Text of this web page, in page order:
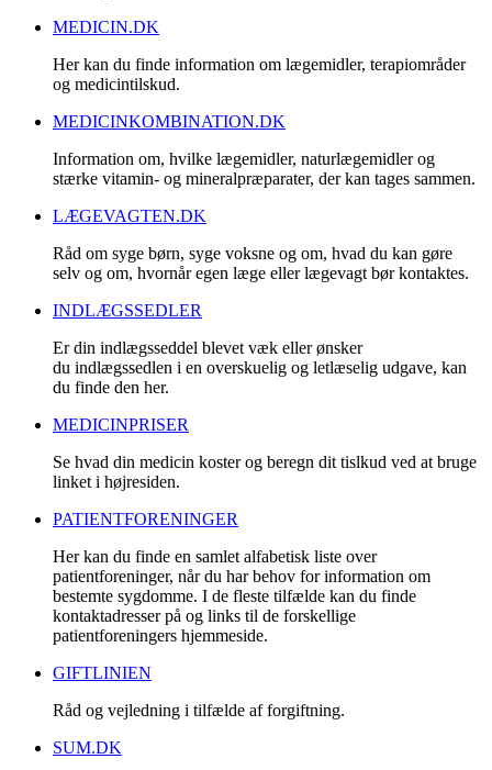
MEDICIN.DK
Her kan du finde information om lægemidler, terapiområder
og medicintilskud.
MEDICINKOMBINATION.DK
Information om, hvilke lægemidler, naturlægemidler og
stærke vitamin- og mineralpræparater, der kan tages sammen.
LÆGEVAGTEN.DK
Råd om syge børn, syge voksne og om, hvad du kan gøre
selv og om, hvornår egen læge eller lægevagt bør kontaktes.
INDLÆGSSEDLER
Er din indlægsseddel blevet væk eller ønsker
du indlægssedlen i en overskuelig og letlæselig udgave, kan
du finde den her.
MEDICINPRISER
Se hvad din medicin koster og beregn dit tislkud ved at bruge
linket i højresiden.
PATIENTFORENINGER
Her kan du finde en samlet alfabetisk liste over
patientforeninger, når du har behov for information om
bestemte sygdomme. I de fleste tilfælde kan du finde
kontaktadresser på og links til de forskellige
patientforeningers hjemmeside.
GIFTLINIEN
Råd og vejledning i tilfælde af forgiftning.
SUM.DK